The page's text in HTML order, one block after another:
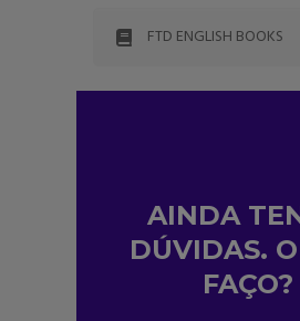
FTD ENGLISH BOOKS
AINDA
DÚVIDAS.
FAÇO?